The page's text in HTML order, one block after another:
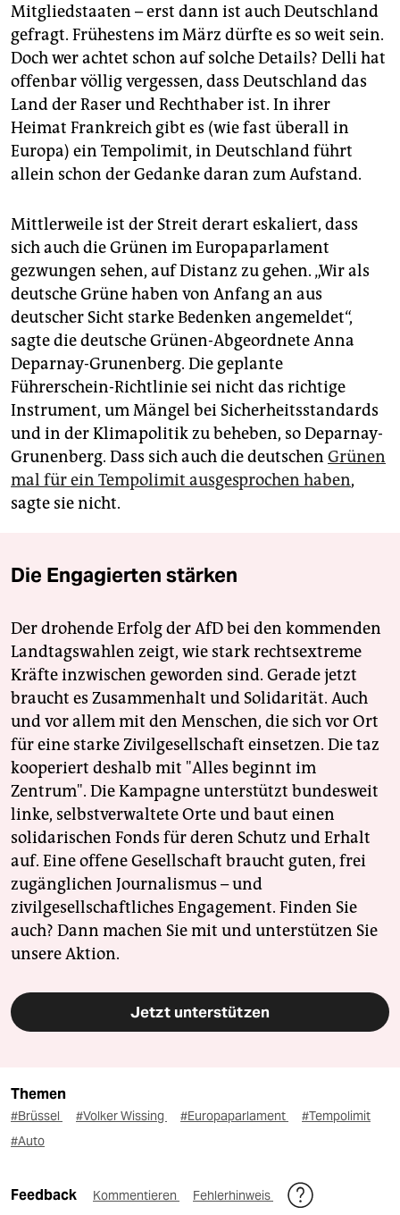
Mitgliedstaaten – erst dann ist auch Deutschland
gefragt. Frühestens im März dürfte es so weit sein.
Doch wer achtet schon auf solche Details? Delli hat
offenbar völlig vergessen, dass Deutschland das
Land der Raser und Rechthaber ist. In ihrer
Heimat Frankreich gibt es (wie fast überall in
Europa) ein Tempolimit, in Deutschland führt
allein schon der Gedanke daran zum Aufstand.
Mittlerweile ist der Streit derart eskaliert, dass
sich auch die Grünen im Europaparlament
gezwungen sehen, auf Distanz zu gehen. „Wir als
deutsche Grüne haben von Anfang an aus
deutscher Sicht starke Bedenken angemeldet“,
sagte die deutsche Grünen-Abgeordnete Anna
Deparnay-Grunenberg. Die geplante
Führerschein-Richtlinie sei nicht das richtige
Instrument, um Mängel bei Sicherheitsstandards
und in der Klimapolitik zu beheben, so Deparnay-
Grunenberg. Dass sich auch die deutschen Grünen
mal für ein Tempolimit ausgesprochen haben,
sagte sie nicht.
Die Engagierten stärken
Der drohende Erfolg der AfD bei den kommenden
Landtagswahlen zeigt, wie stark rechtsextreme
Kräfte inzwischen geworden sind. Gerade jetzt
braucht es Zusammenhalt und Solidarität. Auch
und vor allem mit den Menschen, die sich vor Ort
für eine starke Zivilgesellschaft einsetzen. Die taz
kooperiert deshalb mit "Alles beginnt im
Zentrum". Die Kampagne unterstützt bundesweit
linke, selbstverwaltete Orte und baut einen
solidarischen Fonds für deren Schutz und Erhalt
auf. Eine offene Gesellschaft braucht guten, frei
zugänglichen Journalismus – und
zivilgesellschaftliches Engagement. Finden Sie
auch? Dann machen Sie mit und unterstützen Sie
unsere Aktion.
Jetzt unterstützen
Themen
#Brüssel #Volker Wissing #Europaparlament
#Tempolimit
#Auto
Feedback Kommentieren Fehlerhinweis